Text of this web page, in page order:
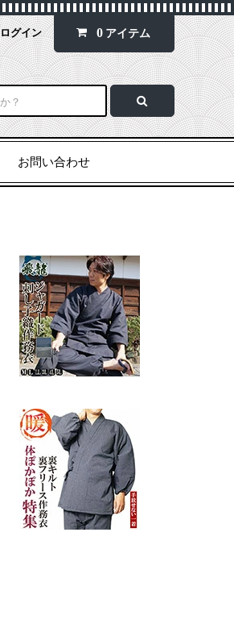
ログイン 0 アイテム
お問い合わせ